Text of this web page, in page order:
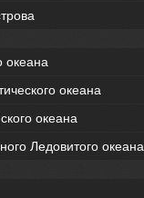
океана
океана
океана
Ледовитого океана